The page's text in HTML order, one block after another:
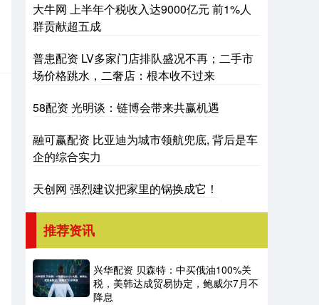
大牛网 上半年个税收入达9000亿元 前1%人
群贡献超五成
普患配资 LV多家门店排队盛况不再；二手市
场价格跳水，二奢店：根本收不过来
58配资 光明谈：链博会带来共赢机遇
融可赢配资 比亚迪为城市领航兜底, 背后是车
企的综合实力
天创网 强烈建议把家里的锅换成它！
推荐资讯
兴华配资 贝森特：中买俄油100%关
税，美韩达成贸易协定，鲍威尔7月不
降息